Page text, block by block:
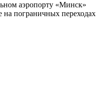
аэропорту «Минск»
на пограничных переходах